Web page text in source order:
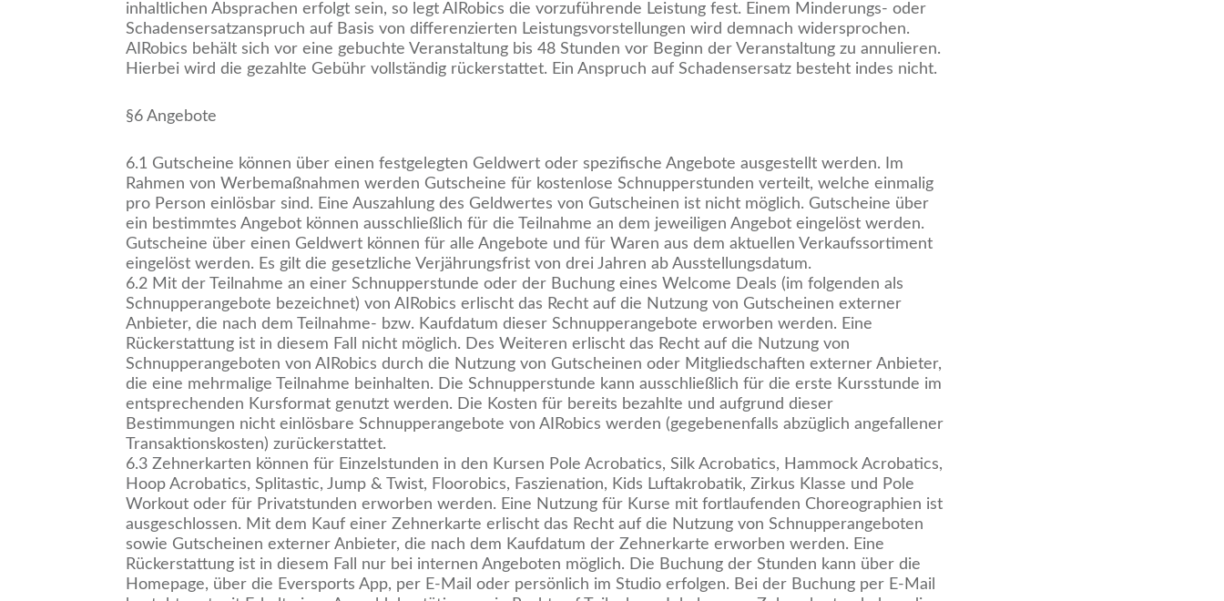
inhaltlichen Absprachen erfolgt sein, so legt AIRobics die vorzuführende Leistung fest. Einem Minderungs- oder
Schadensersatzanspruch auf Basis von differenzierten Leistungsvorstellungen wird demnach widersprochen.
AIRobics behält sich vor eine gebuchte Veranstaltung bis 48 Stunden vor Beginn der Veranstaltung zu annulieren.
Hierbei wird die gezahlte Gebühr vollständig rückerstattet. Ein Anspruch auf Schadensersatz besteht indes nicht.
§6 Angebote
6.1 Gutscheine können über einen festgelegten Geldwert oder spezifische Angebote ausgestellt werden. Im
Rahmen von Werbemaßnahmen werden Gutscheine für kostenlose Schnupperstunden verteilt, welche einmalig
pro Person einlösbar sind. Eine Auszahlung des Geldwertes von Gutscheinen ist nicht möglich. Gutscheine über
ein bestimmtes Angebot können ausschließlich für die Teilnahme an dem jeweiligen Angebot eingelöst werden.
Gutscheine über einen Geldwert können für alle Angebote und für Waren aus dem aktuellen Verkaufssortiment
eingelöst werden. Es gilt die gesetzliche Verjährungsfrist von drei Jahren ab Ausstellungsdatum.
6.2 Mit der Teilnahme an einer Schnupperstunde oder der Buchung eines Welcome Deals (im folgenden als
Schnupperangebote bezeichnet) von AIRobics erlischt das Recht auf die Nutzung von Gutscheinen externer
Anbieter, die nach dem Teilnahme- bzw. Kaufdatum dieser Schnupperangebote erworben werden. Eine
Rückerstattung ist in diesem Fall nicht möglich. Des Weiteren erlischt das Recht auf die Nutzung von
Schnupperangeboten von AIRobics durch die Nutzung von Gutscheinen oder Mitgliedschaften externer Anbieter,
die eine mehrmalige Teilnahme beinhalten. Die Schnupperstunde kann ausschließlich für die erste Kursstunde im
entsprechenden Kursformat genutzt werden. Die Kosten für bereits bezahlte und aufgrund dieser
Bestimmungen nicht einlösbare Schnupperangebote von AIRobics werden (gegebenenfalls abzüglich angefallener
Transaktionskosten) zurückerstattet.
6.3 Zehnerkarten können für Einzelstunden in den Kursen Pole Acrobatics, Silk Acrobatics, Hammock Acrobatics,
Hoop Acrobatics, Splitastic, Jump & Twist, Floorobics, Faszienation, Kids Luftakrobatik, Zirkus Klasse und Pole
Workout oder für Privatstunden erworben werden. Eine Nutzung für Kurse mit fortlaufenden Choreographien ist
ausgeschlossen. Mit dem Kauf einer Zehnerkarte erlischt das Recht auf die Nutzung von Schnupperangeboten
sowie Gutscheinen externer Anbieter, die nach dem Kaufdatum der Zehnerkarte erworben werden. Eine
Rückerstattung ist in diesem Fall nur bei internen Angeboten möglich. Die Buchung der Stunden kann über die
Homepage, über die Eversports App, per E-Mail oder persönlich im Studio erfolgen. Bei der Buchung per E-Mail